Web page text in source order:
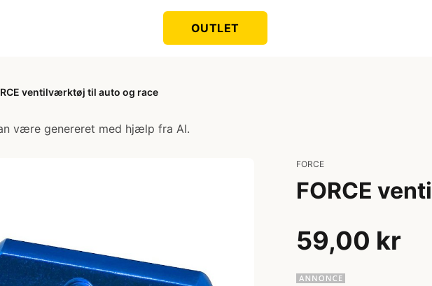
OUTLET
ventilværktøj til auto og race
være genereret med hjælp fra AI.
FORCE
FORCE
59,00 kr